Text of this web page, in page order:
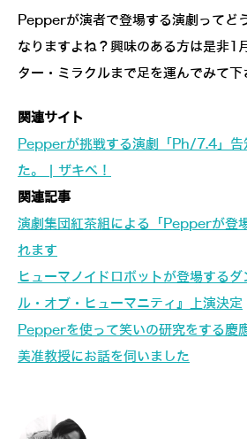
Pepperが演者で登場する演劇ってど
なりますよね？興味のある方は是非1
ター・ミラクルまで足を運んでみて下
関連サイト
Pepperが挑戦する演劇「Ph/7.4」告
た。 | ザキペ！
関連記事
演劇集団紅茶組による「Pepperが登
れます
ヒューマノイドロボットが登場するダ
ル・オブ・ヒューマニティ』上演決定
Pepperを使って笑いの研究をする慶
美准教授にお話を伺いました